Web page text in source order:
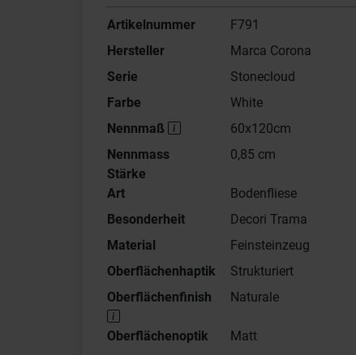
Artikelnummer
F791
Hersteller
Marca Corona
Serie
Stonecloud
Farbe
White
Nennmaß
60x120cm
Nennmass
Stärke
0,85 cm
Art
Bodenfliese
Besonderheit
Decori Trama
Material
Feinsteinzeug
Oberflächenhaptik
Strukturiert
Oberflächenfinish
Naturale
Oberflächenoptik
Matt